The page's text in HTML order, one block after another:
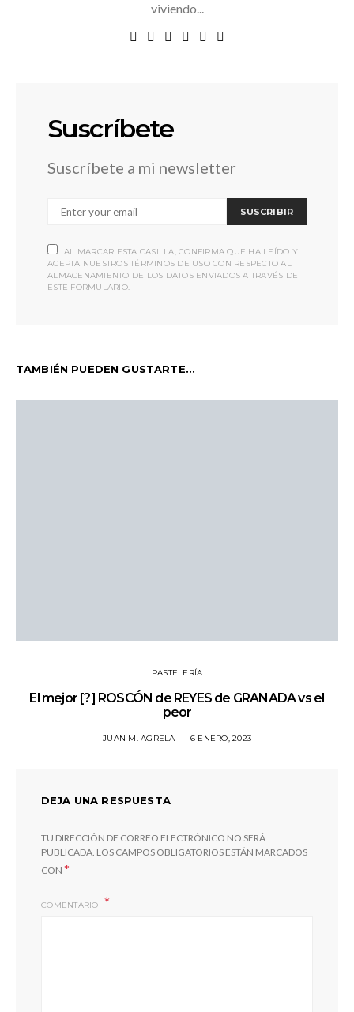
viviendo...
Suscríbete
Suscríbete a mi newsletter
SUSCRIBIR
AL MARCAR ESTA CASILLA, CONFIRMA QUE HA LEÍDO Y
ACEPTA NUESTROS TÉRMINOS DE USO CON RESPECTO AL
ALMACENAMIENTO DE LOS DATOS ENVIADOS A TRAVÉS DE
ESTE FORMULARIO.
TAMBIÉN PUEDEN GUSTARTE...
PASTELERÍA
El mejor [?] ROSCÓN de REYES de GRANADA vs el
peor
JUAN M. AGRELA 6 ENERO, 2023
DEJA UNA RESPUESTA
TU DIRECCIÓN DE CORREO ELECTRÓNICO NO SERÁ
PUBLICADA. LOS CAMPOS OBLIGATORIOS ESTÁN MARCADOS
CON *
COMENTARIO